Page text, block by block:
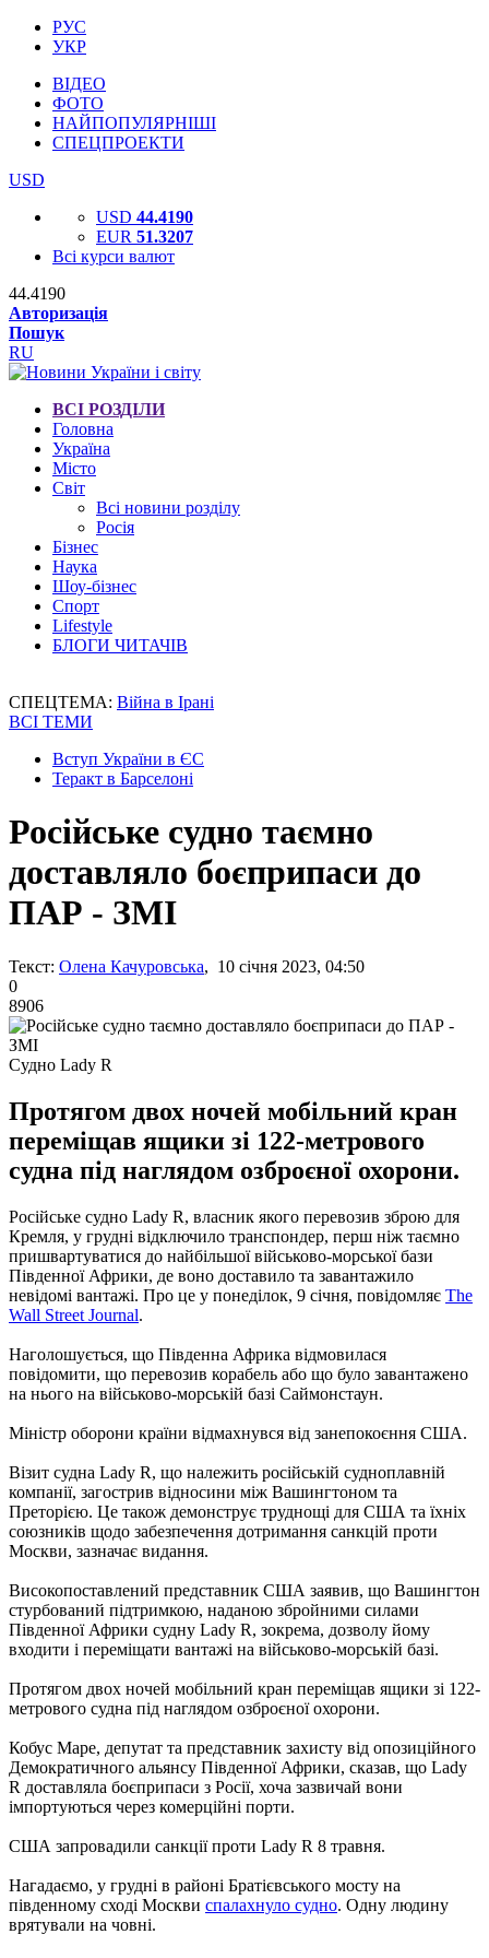
РУС
УКР
ВІДЕО
ФОТО
НАЙПОПУЛЯРНІШІ
СПЕЦПРОЕКТИ
USD
USD 44.4190
EUR 51.3207
Всі курси валют
44.4190
Авторизація
Пошук
RU
ВСІ РОЗДІЛИ
Головна
Україна
Місто
Світ
Всі новини розділу
Росія
Бізнес
Наука
Шоу-бізнес
Спорт
Lifestyle
БЛОГИ ЧИТАЧІВ
СПЕЦТЕМА: Війна в Ірані
ВСІ ТЕМИ
Вступ України в ЄС
Теракт в Барселоні
Російське судно таємно
доставляло боєприпаси до
ПАР - ЗМІ
Текст: Олена Качуровська, 10 січня 2023, 04:50
0
8906
Судно Lady R
Протягом двох ночей мобільний кран
переміщав ящики зі 122-метрового
судна під наглядом озброєної охорони.
Російське судно Lady R, власник якого перевозив зброю для
Кремля, у грудні відключило транспондер, перш ніж таємно
пришвартуватися до найбільшої військово-морської бази
Південної Африки, де воно доставило та завантажило
невідомі вантажі. Про це у понеділок, 9 січня, повідомляє The
Wall Street Journal.
Наголошується, що Південна Африка відмовилася
повідомити, що перевозив корабель або що було завантажено
на нього на військово-морській базі Саймонстаун.
Міністр оборони країни відмахнувся від занепокоєння США.
Візит судна Lady R, що належить російській судноплавній
компанії, загострив відносини між Вашингтоном та
Преторією. Це також демонструє труднощі для США та їхніх
союзників щодо забезпечення дотримання санкцій проти
Москви, зазначає видання.
Високопоставлений представник США заявив, що Вашингтон
стурбований підтримкою, наданою збройними силами
Південної Африки судну Lady R, зокрема, дозволу йому
входити і переміщати вантажі на військово-морській базі.
Протягом двох ночей мобільний кран переміщав ящики зі 122-
метрового судна під наглядом озброєної охорони.
Кобус Маре, депутат та представник захисту від опозиційного
Демократичного альянсу Південної Африки, сказав, що Lady
R доставляла боєприпаси з Росії, хоча зазвичай вони
імпортуються через комерційні порти.
США запровадили санкції проти Lady R 8 травня.
Нагадаємо, у грудні в районі Братієвського мосту на
південному сході Москви спалахнуло судно. Одну людину
врятували на човні.